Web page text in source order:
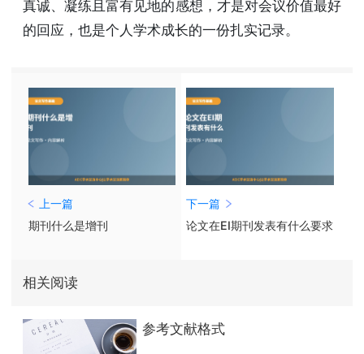
真诚、凝练且富有见地的感想，才是对会议价值最好
的回应，也是个人学术成长的一份扎实记录。
上一篇
期刊什么是增刊
下一篇
论文在EI期刊发表有什么要求
相关阅读
参考文献格式